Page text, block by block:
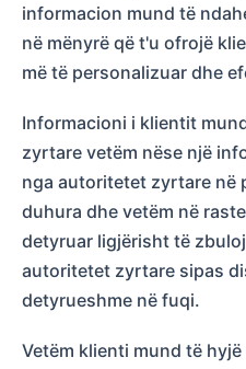
informacion mund të
në mënyrë që t'u ofrojë
më të personalizuar dhe
Informacioni i klientit
zyrtare vetëm nëse një
nga autoritetet zyrtare në
duhura dhe vetëm në
detyruar ligjërisht të
autoritetet zyrtare sipas
detyrueshme në fuqi.
Vetëm klienti mund të